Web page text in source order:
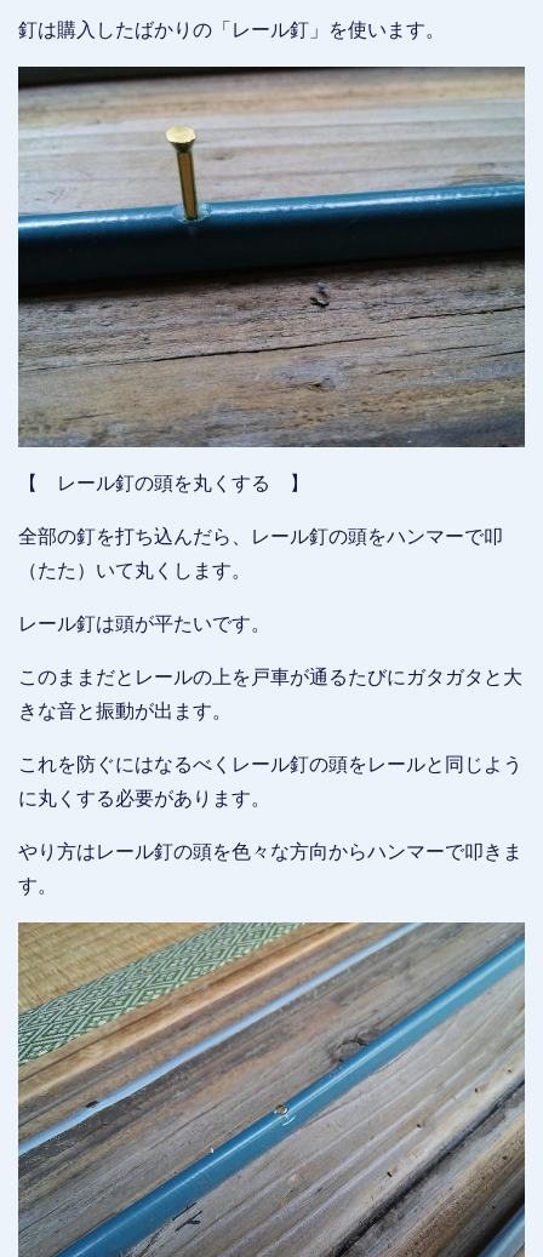
釘は購入したばかりの「レール釘」を使います。
【 レール釘の頭を丸くする 】
全部の釘を打ち込んだら、レール釘の頭をハンマーで叩
（たた）いて丸くします。
レール釘は頭が平たいです。
このままだとレールの上を戸車が通るたびにガタガタと大
きな音と振動が出ます。
これを防ぐにはなるべくレール釘の頭をレールと同じよう
に丸くする必要があります。
やり方はレール釘の頭を色々な方向からハンマーで叩きま
す。